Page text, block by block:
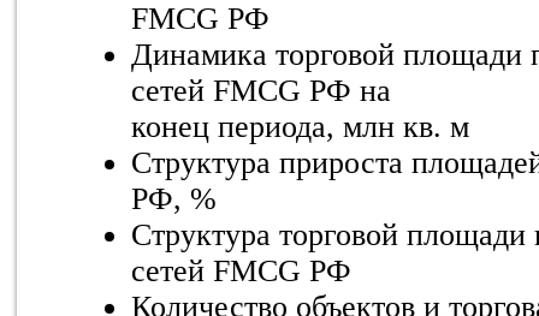
FMCG РФ
Динамика торговой площади
сетей FMCG РФ на
конец периода, млн кв. м
Структура прироста
РФ, %
Структура торговой
сетей FMCG РФ
Количество объектов и